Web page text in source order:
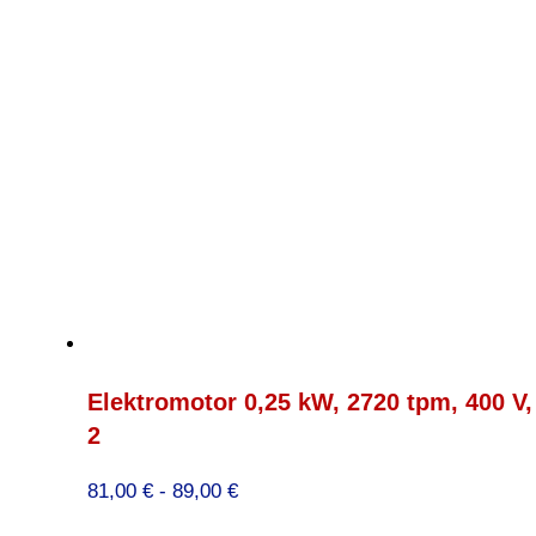
Elektromotor 0,25 kW, 2720 tpm, 400
2
81,00 € - 89,00 €Prijsklasse: